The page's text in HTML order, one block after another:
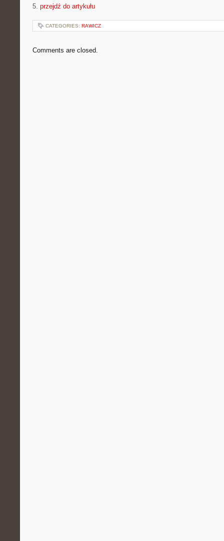
5. przejdź do artykułu
CATEGORIES: RAWICZ
Comments are closed.